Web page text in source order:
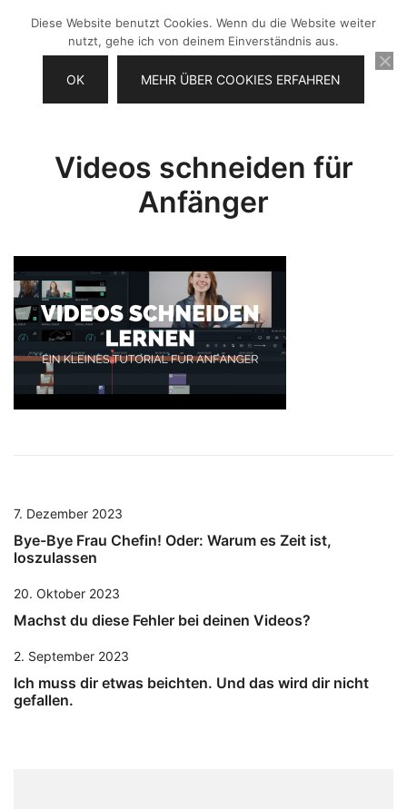
springen
Videos schneiden für
Anfänger
7. Dezember 2023
Bye-Bye Frau Chefin! Oder: Warum es Zeit ist,
loszulassen
20. Oktober 2023
Machst du diese Fehler bei deinen Videos?
2. September 2023
Ich muss dir etwas beichten. Und das wird dir nicht
gefallen.
Diese Website benutzt Cookies. Wenn du die Website weiter
nutzt, gehe ich von deinem Einverständnis aus.
OK MEHR ÜBER COOKIES ERFAHREN